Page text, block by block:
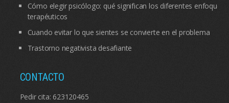
Cómo elegir psicólogo: qué significan los diferentes enfoques
terapéuticos
Cuando evitar lo que sientes se convierte en el problema
Trastorno negativista desafiante
CONTACTO
Pedir cita: 623120465